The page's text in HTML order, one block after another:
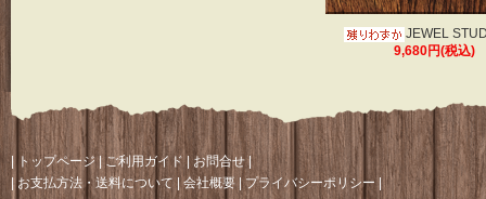
JEWEL
9,680円(税込)
トップページ ご利用ガイド お問合せ|
お支払方法・送料について 会社概要 プライバシーポリシー